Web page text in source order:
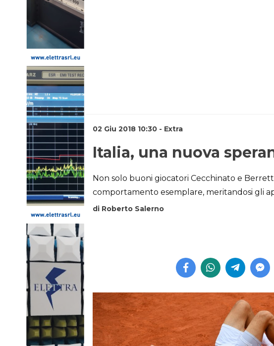
02 Giu 2018 10:30 - Extra
Italia, una nuova
Non solo buoni giocatori Cecchinato e
comportamento esemplare, meritandosi gli
di Roberto Salerno